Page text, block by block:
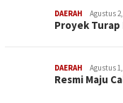
DAERAH Agustus
Proyek
DAERAH Agustus
Resmi Maju